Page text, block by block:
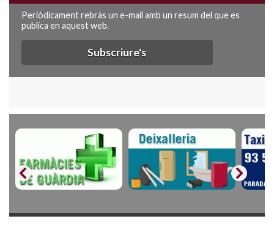
Periòdicament rebràs un e-mail amb un resum del que es
publica en aquest web.
Subscriure's